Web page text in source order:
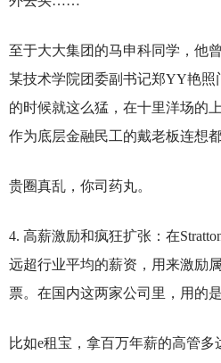
至于大大集团的马申科同学，他
某技术学院团委副书记郑YY艳照
的时候就这么猛，在十里洋场的
作为底层金融民工的戴老板连想都
贵圈真乱，你司药丸。
4. 高薪激励和疯狂扩张：在
远超行业平均的薪资，用来激励
票。在国内这两家公司里，用的
比如e租宝，拿百万年薪的高管